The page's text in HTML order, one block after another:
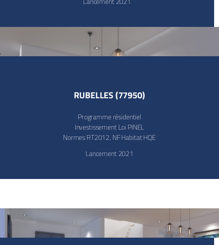
RUBELLES (77950)
Programme résidentiel
Investissement Loi PINEL
Normes RT2012, NF Habitat HQE
Lancement 2021